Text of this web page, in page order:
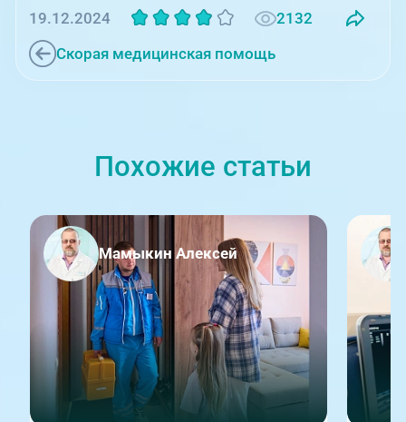
Скорая медицинская помощь
19.12.2024 2132
Похожие статьи
Мамыкин Алексей